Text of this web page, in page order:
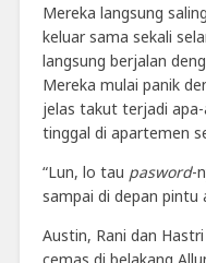
Mereka langsung
keluar sama sekali
langsung berjalan
Mereka mulai panik
jelas takut terjadi apa-
tinggal di apartemen
“Lun, lo tau pasword-
sampai di depan pintu
Austin, Rani dan